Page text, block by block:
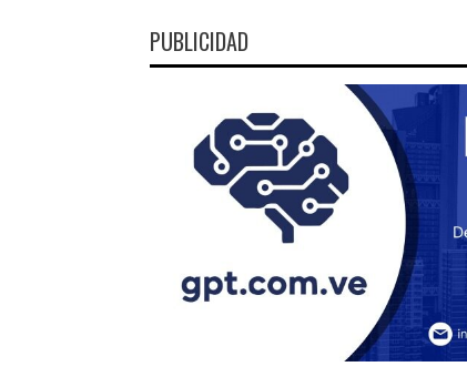
PUBLICIDAD